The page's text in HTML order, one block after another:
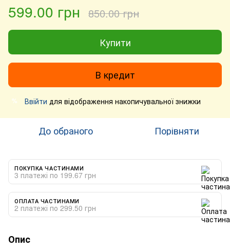
599.00 грн 850.00 грн
Купити
В кредит
% Ввійти для відображення накопичувальної знижки
До обраного Порівняти
ПОКУПКА ЧАСТИНАМИ
3 платежі по 199.67 грн
ОПЛАТА ЧАСТИНАМИ
2 платежі по 299.50 грн
Опис